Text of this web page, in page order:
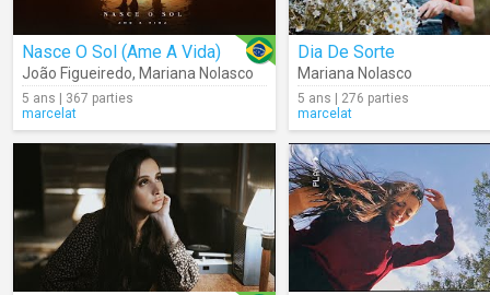
Nasce O Sol (Ame A Vida)
João Figueiredo, Mariana Nolasco
5 ans | 367 parties
marcelat
Dia De Sorte
Mariana Nolasco
5 ans | 276 parties
marcelat